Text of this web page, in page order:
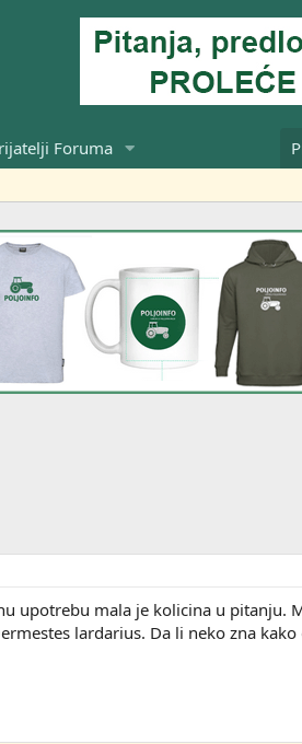
Foruma
upotrebu mala je kolicina u pitanju.
lardarius. Da li neko zna